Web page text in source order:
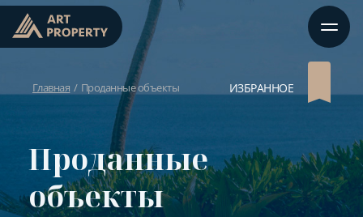
Главная Проданные объекты ИЗБРАННОЕ
Проданные
объекты